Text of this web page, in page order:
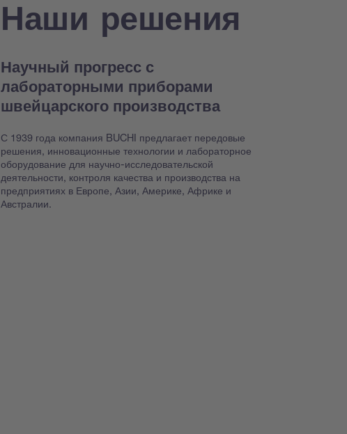
Наши решения
Научный прогресс с
лабораторными приборами
швейцарского производства
С 1939 года компания BUCHI предлагает передовые
решения, инновационные технологии и лабораторное
оборудование для научно-исследовательской
деятельности, контроля качества и производства на
предприятиях в Европе, Азии, Америке, Африке и
Австралии.